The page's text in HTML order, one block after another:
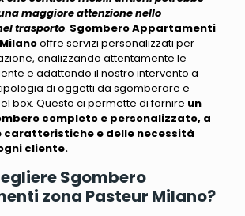
maggiore attenzione nello
trasporto. Sgombero Appartamenti
offre servizi personalizzati per
analizzando attentamente le
e adattando il nostro intervento a
di oggetti da sgomberare e
box. Questo ci permette di fornire un
completo e personalizzato, a
caratteristiche e delle necessità
cliente.
Sgombero
zona Pasteur Milano?